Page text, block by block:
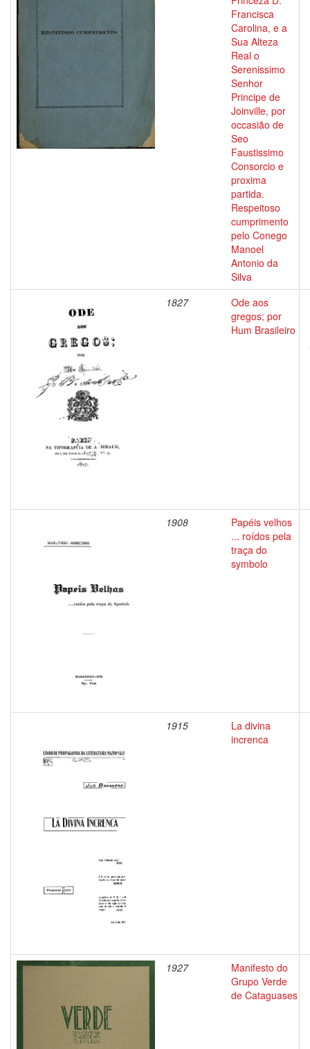
Francisca
Carolina, e a
Sua Alteza
Real o
Serenissimo
Senhor
Principe de
Joinville, por
occasião de
Seo
Faustissimo
Consorcio e
proxima
partida.
Respeitoso
cumprimento
pelo Conego
Manoel
Antonio da
Silva
1827
Ode aos
gregos; por
Hum Brasileiro
1908
Papéis velhos
... roídos pela
traça do
symbolo
1915
La divina
increnca
1927
Manifesto do
Grupo Verde
de Cataguases